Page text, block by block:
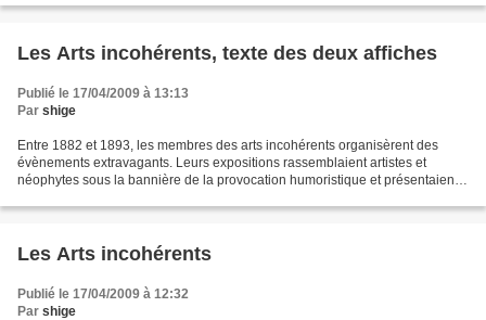
Les Arts incohérents, texte des deux affiches
Publié le 17/04/2009 à 13:13
Par shige
Entre 1882 et 1893, les membres des arts incohérents organisèrent des
évènements extravagants. Leurs expositions rassemblaient artistes et
néophytes sous la bannière de la provocation humoristique et présentaient
Les Arts incohérents
Publié le 17/04/2009 à 12:32
Par shige